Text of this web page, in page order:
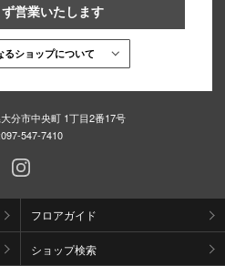
営業いたします
るショップについて
分市中央町 1丁目2番17号
097-547-7410
フロアガイド
ショップ検索